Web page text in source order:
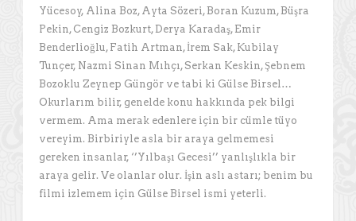
Yücesoy, Alina Boz, Ayta Sözeri, Boran Kuzum, Büşra
Pekin, Cengiz Bozkurt, Derya Karadaş, Emir
Benderlioğlu, Fatih Artman, İrem Sak, Kubilay
Tunçer, Nazmi Sinan Mıhçı, Serkan Keskin, Şebnem
Bozoklu Zeynep Güngör ve tabi ki Gülse Birsel…
Okurlarım bilir, genelde konu hakkında pek bilgi
vermem. Ama merak edenlere için bir cümle tüyo
vereyim. Birbiriyle asla bir araya gelmemesi
gereken insanlar, ‘’Yılbaşı Gecesi’’ yanlışlıkla bir
araya gelir. Ve olanlar olur. İşin aslı astarı; benim bu
filmi izlemem için Gülse Birsel ismi yeterli.